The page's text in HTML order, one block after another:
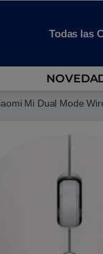
Todas las
Mi Dual Mode